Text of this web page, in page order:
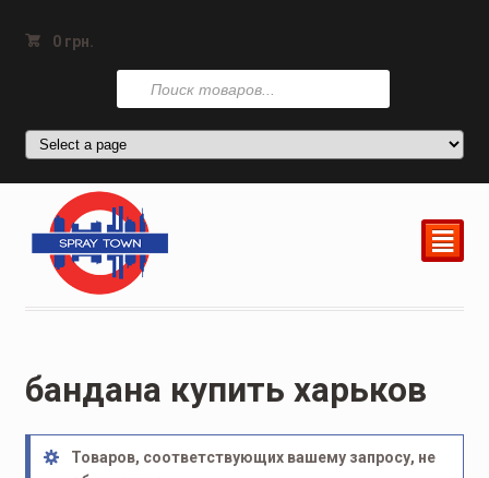
0 грн.
Поиск
товаров
²
бандана купить харьков
Товаров, соответствующих вашему запросу, не